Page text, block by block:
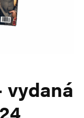
vydaná